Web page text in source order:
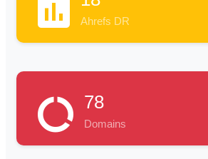
Ahrefs DR
78
Domains